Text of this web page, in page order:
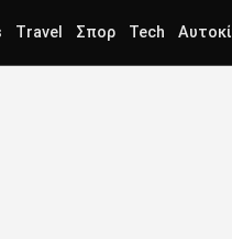
Travel Σπορ Tech